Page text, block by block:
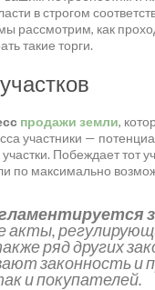
в строгом
рассмотрим, как
такие торги.
продажи земли,
участники —
Побеждает тот
по максимально
ряд других
законность и
и покупателей.